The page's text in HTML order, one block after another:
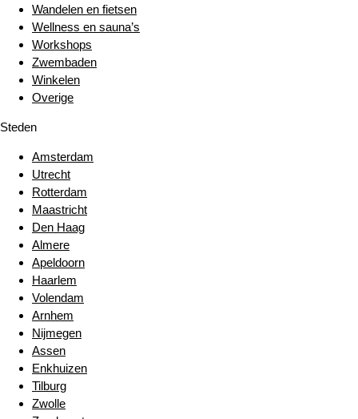
Wandelen en fietsen
Wellness en sauna’s
Workshops
Zwembaden
Winkelen
Overige
Steden
Amsterdam
Utrecht
Rotterdam
Maastricht
Den Haag
Almere
Apeldoorn
Haarlem
Volendam
Arnhem
Nijmegen
Assen
Enkhuizen
Tilburg
Zwolle